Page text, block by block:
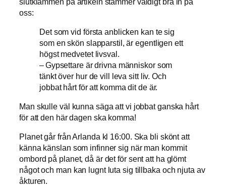
oss:
Det som vid första anblicken kan te sig
som en skön slapparstil, är egentligen ett
högst medvetet livsval.
– Gypsettare är drivna människor som
tänkt över hur de vill leva sitt liv. Och
jobbat hårt för att komma dit de är.
Man skulle väl kunna säga att vi jobbat ganska hårt
för att den här dagen ska komma!
Planet går från Arlanda kl 16:00. Ska bli skönt att
känna känslan som infinner sig när man kommit
ombord på planet, då är det för sent att ha glömt
något och man kan lugnt luta sig tillbaka och njuta av
åkturen.